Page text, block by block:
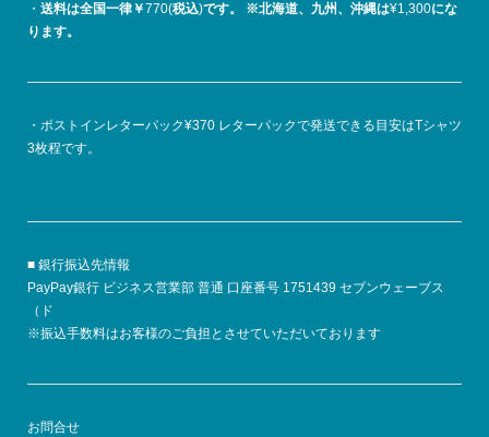
・ 送料は全国一律￥770(税込)です。 ※北海道、九州、沖縄は¥1,300にな
ります。
・ポストインレターパック¥370 レターパックで発送できる目安はTシャツ
3枚程です。
■ 銀行振込先情報
PayPay銀行 ビジネス営業部 普通 口座番号 1751439 セブンウェーブス
（ド
※振込手数料はお客様のご負担とさせていただいております
お問合せ